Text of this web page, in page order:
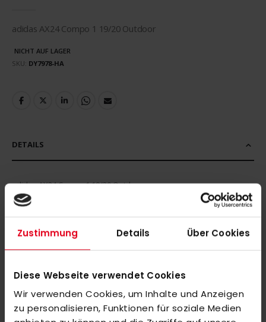
Zustimmung Details Über Cookies
Diese Webseite verwendet Cookies
Wir verwenden Cookies, um Inhalte und Anzeigen
zu personalisieren, Funktionen für soziale Medien
adidas AX24 Compo 1 19/20 Outdoor
NICHT AUF LAGER
SKU DY7978-HA
DETAILS
adidas AX24 Compo 1 19/20 Outdoor
MEHR INFORMATIONEN
ÄHNLICHE PRODUKTE
Markieren Sie die Artikel, um Sie dem Warenkorb hinzuzufügen
oder Alle auswählen